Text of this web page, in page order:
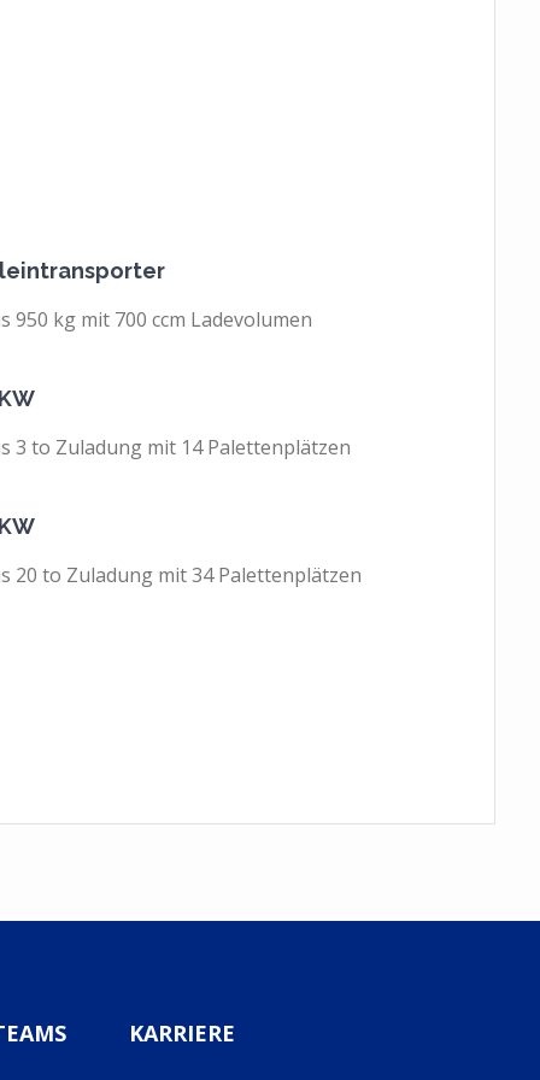
950 kg mit 700 ccm Ladevolumen
3 to Zuladung mit 14 Palettenplätzen
20 to Zuladung mit 34 Palettenplätzen
KARRIERE